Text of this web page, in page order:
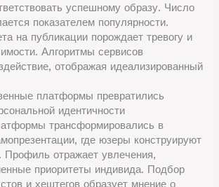
успешному образу. Число
показателем популярности.
на публикации порождает тревогу и
Алгоритмы сервисов
отображая идеализированный
платформы превратились
идентичности
трансформировались в
где юзеры конструируют
Профиль отражает увлечения,
приоритеты индивида. Подбор
и хештегов образует мнение о